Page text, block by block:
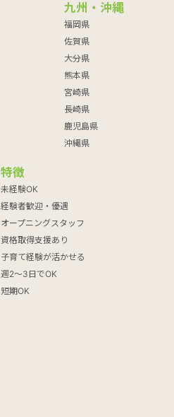
九州・沖縄
福岡県
佐賀県
大分県
熊本県
宮崎県
長崎県
鹿児島県
沖縄県
特徴
未経験OK
経験者歓迎・優遇
オープニングスタッフ
資格取得支援あり
子育て経験が活かせる
週2～3日でOK
短期OK